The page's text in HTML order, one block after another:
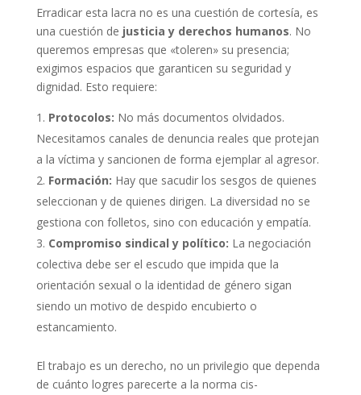
Erradicar esta lacra no es una cuestión de cortesía, es
una cuestión de justicia y derechos humanos. No
queremos empresas que «toleren» su presencia;
exigimos espacios que garanticen su seguridad y
dignidad. Esto requiere:
Protocolos: No más documentos olvidados.
Necesitamos canales de denuncia reales que protejan
a la víctima y sancionen de forma ejemplar al agresor.
Formación: Hay que sacudir los sesgos de quienes
seleccionan y de quienes dirigen. La diversidad no se
gestiona con folletos, sino con educación y empatía.
Compromiso sindical y político: La negociación
colectiva debe ser el escudo que impida que la
orientación sexual o la identidad de género sigan
siendo un motivo de despido encubierto o
estancamiento.
El trabajo es un derecho, no un privilegio que dependa
de cuánto logres parecerte a la norma cis-